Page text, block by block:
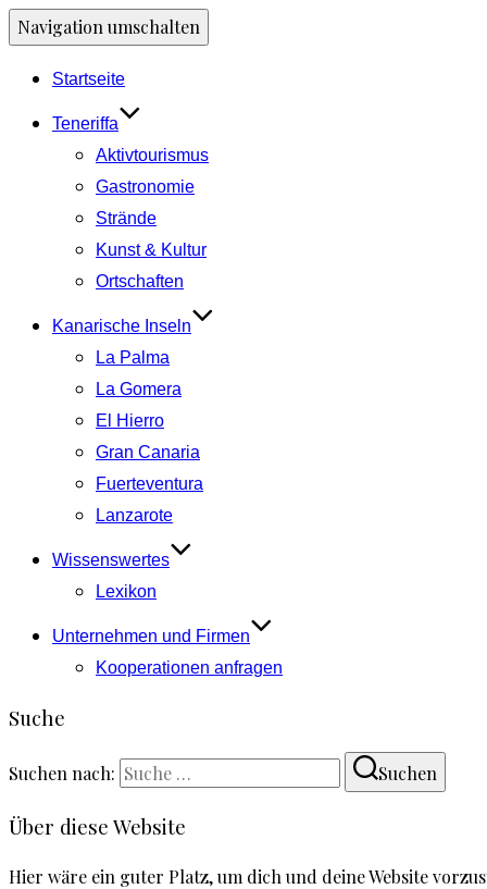
Navigation umschalten
Startseite
Teneriffa
Aktivtourismus
Gastronomie
Strände
Kunst & Kultur
Ortschaften
Kanarische Inseln
La Palma
La Gomera
El Hierro
Gran Canaria
Fuerteventura
Lanzarote
Wissenswertes
Lexikon
Unternehmen und Firmen
Kooperationen anfragen
Suche
Suchen nach: Suchen
Über diese Website
Hier wäre ein guter Platz, um dich und deine Website